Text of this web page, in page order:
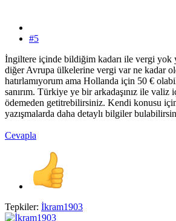
#5
İngiltere içinde bildiğim kadarı ile vergi yok
diğer Avrupa ülkelerine vergi var ne kadar
hatırlamıyorum ama Hollanda için 50 €
sanırım. Türkiye ye bir arkadaşınız ile valiz
ödemeden getitrebilirsiniz. Kendi konusu
yazışmalarda daha detaylı bilgiler
Cevapla
Tepkiler: İkram1903